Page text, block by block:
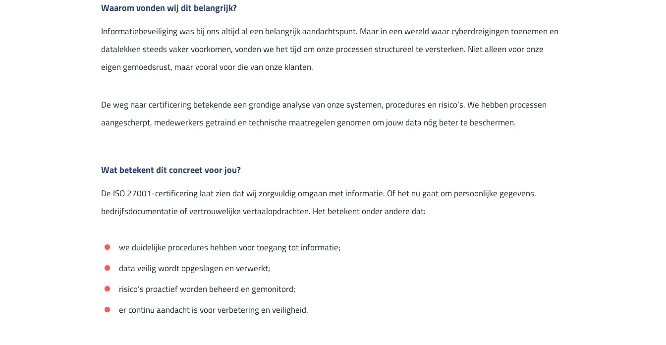
Waarom vonden wij dit belangrijk?
Informatiebeveiliging was bij ons altijd al een belangrijk aandachtspunt. Maar in een wereld waar cyberdreigingen toenemen en
datalekken steeds vaker voorkomen, vonden we het tijd om onze processen structureel te versterken. Niet alleen voor onze
eigen gemoedsrust, maar vooral voor die van onze klanten.
De weg naar certificering betekende een grondige analyse van onze systemen, procedures en risico’s. We hebben processen
aangescherpt, medewerkers getraind en technische maatregelen genomen om jouw data nóg beter te beschermen.
Wat betekent dit concreet voor jou?
De ISO 27001-certificering laat zien dat wij zorgvuldig omgaan met informatie. Of het nu gaat om persoonlijke gegevens,
bedrijfsdocumentatie of vertrouwelijke vertaalopdrachten. Het betekent onder andere dat:
we duidelijke procedures hebben voor toegang tot informatie;
data veilig wordt opgeslagen en verwerkt;
risico’s proactief worden beheerd en gemonitord;
er continu aandacht is voor verbetering en veiligheid.